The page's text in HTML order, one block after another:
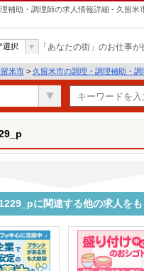
補助・調理師の求人情報詳細 - 久留米
選択 「あなたの街」のお仕事
米市 > 久留米市の調理・調理補助・調
に関連する他の求人をも